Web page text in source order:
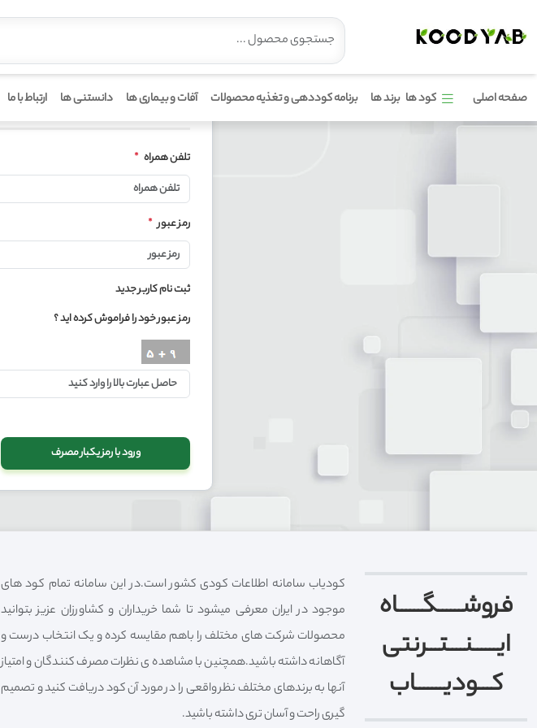
صفحه اصلی کود ها برند ها برنامه کوددهی و تغذیه محصولات آفات و بیماری ها دانستنی ها ارتباط با ما
حساب کاربری من
تلفن همراه *
رمز عبور *
ثبت نام کاربر جدید
رمز عبور خود را فراموش کرده اید ؟
ورود با رمز یکبار مصرف
فروشــــــگــــــاه
ایــــــنــــتـــرنتی
کـــودیـــــــاب
کودیاب سامانه اطلاعات کودی کشور است.در این سامانه تمام کود های
موجود در ایران معرفی میشود تا شما خریداران و کشاورزان عزیز بتوانید
محصولات شرکت های مختلف را باهم مقایسه کرده و یک انتخاب درست و
آگاهانه داشته باشید.همچنین با مشاهده ی نظرات مصرف کنندگان و امتیاز
آنها به برندهای مختلف نظر واقعی را در مورد آن کود دریافت کنید و تصمیم
گیری راحت و آسان تری داشته باشید.